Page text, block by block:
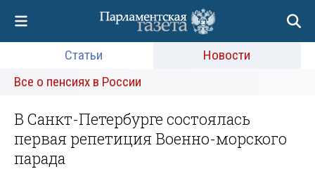
Статьи
Новости
Все о пенсиях в России
В Санкт-Петербурге состоялась
первая репетиция Военно-морского
парада